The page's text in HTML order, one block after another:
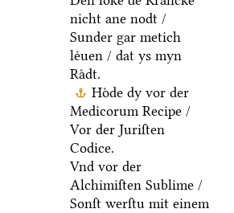
nicht ane nodt /
Sunder gar metich
leͤuen / dat ys myn
Raͤdt.
Hoͤde dy vor der
Medicorum Recipe /
Vor der Juriſten
Codice.
Vnd vor der
Alchimiſten Sublime /
Sonſt werſtu mit einem